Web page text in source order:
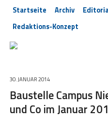
Startseite Archiv
Redaktions-Konzept
30. JANUAR 2014
Baustelle Campus
und Co im Januar